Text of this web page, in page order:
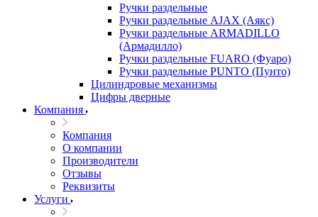
Ручки раздельные
Ручки раздельные AJAX (Аякс)
Ручки раздельные ARMADILLO
(Армадилло)
Ручки раздельные FUARO (Фуаро)
Ручки раздельные PUNTO (Пунто)
Цилиндровые механизмы
Цифры дверные
Компания
Компания
О компании
Производители
Отзывы
Реквизиты
Услуги